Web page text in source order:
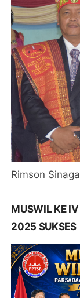
Rimson Sinaga
MUSWIL KE
2025 SUKSES